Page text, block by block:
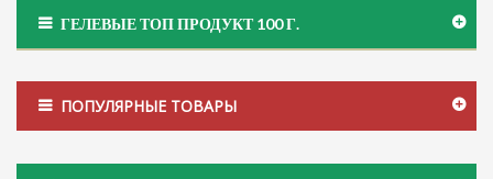
ГЕЛЕВЫЕ ТОП ПРОДУКТ 100 Г.
ПОПУЛЯРНЫЕ ТОВАРЫ